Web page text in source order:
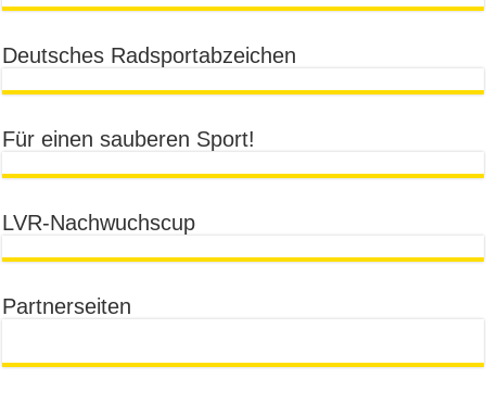
Deutsches Radsportabzeichen
Für einen sauberen Sport!
LVR-Nachwuchscup
Partnerseiten